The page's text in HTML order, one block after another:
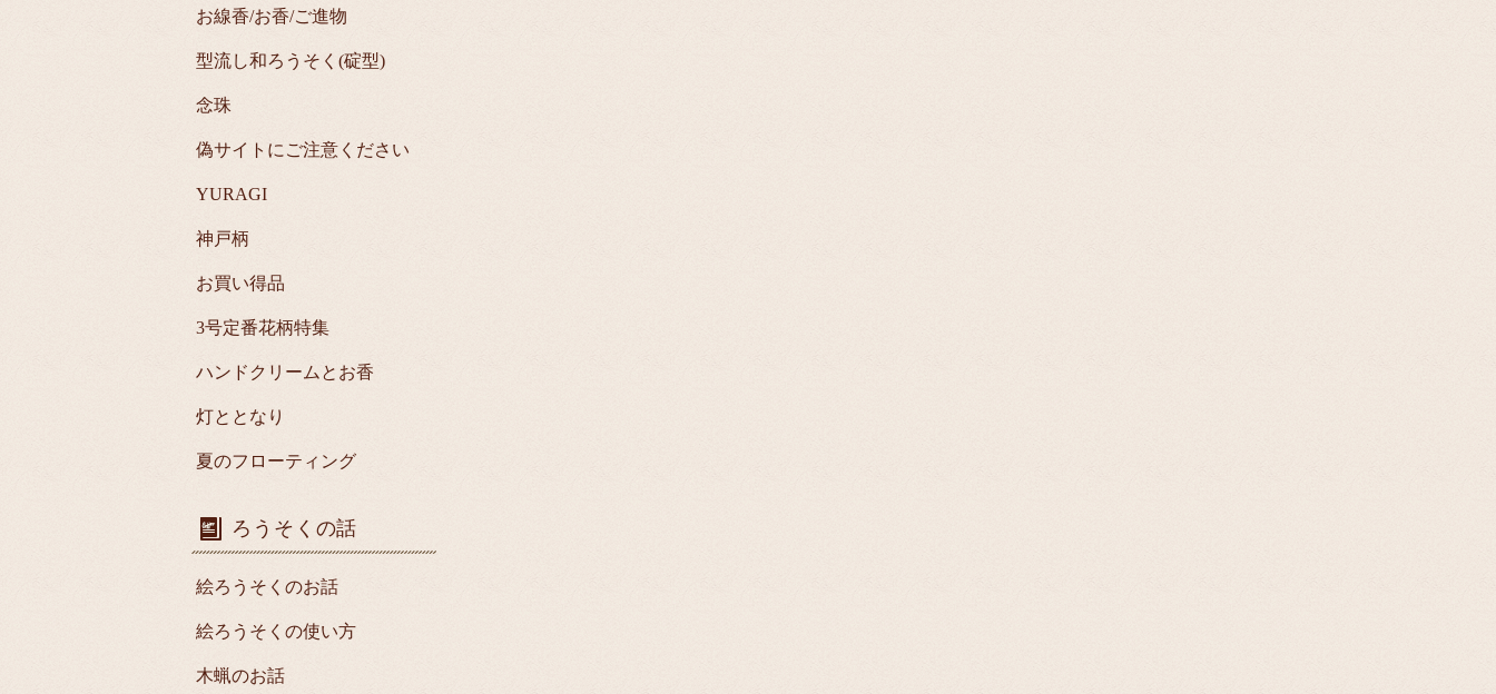
お線香/お香/ご進物
型流し和ろうそく(碇型)
念珠
偽サイトにご注意ください
YURAGI
神戸柄
お買い得品
3号定番花柄特集
ハンドクリームとお香
灯ととなり
夏のフローティング
ろうそくの話
絵ろうそくのお話
絵ろうそくの使い方
木蝋のお話